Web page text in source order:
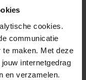
cookies.
communicatie
te maken. Met deze
internetgedrag
en verzamelen.
je met de tweede
rek. Plak de
de handpalm.